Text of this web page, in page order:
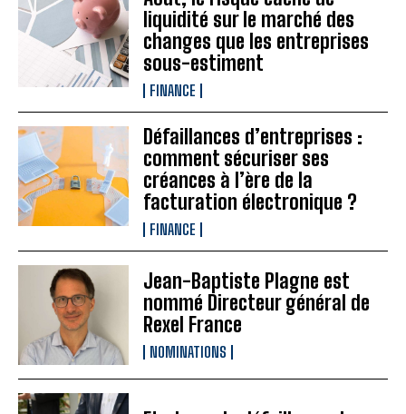
liquidité sur le marché des
changes que les entreprises
sous-estiment
FINANCE
Défaillances d’entreprises :
comment sécuriser ses
créances à l’ère de la
facturation électronique ?
FINANCE
Jean-Baptiste Plagne est
nommé Directeur général de
Rexel France
NOMINATIONS